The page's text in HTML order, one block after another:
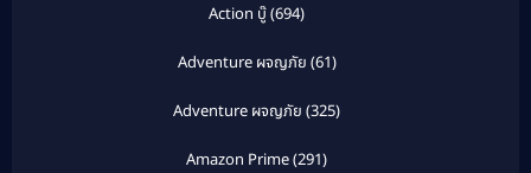
Action บู๊(694)
Adventure ผจญภัย (61)
Adventure ผจญภัย (325)
Amazon Prime(291)